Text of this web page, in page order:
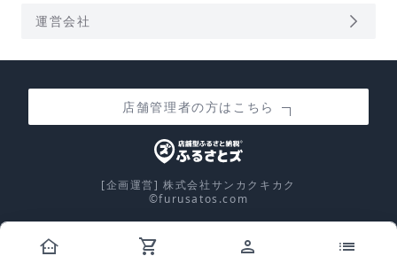
運営会社 arrow_forward_ios
店舗管理者の方はこちら
[企画運営] 株式会社サンカクキカク
©furusatos.com
other_houses shopping_cart person list